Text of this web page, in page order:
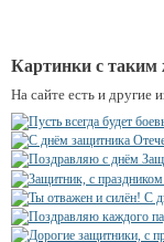
Картинки с таким
На сайте есть и другие